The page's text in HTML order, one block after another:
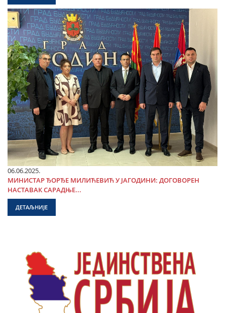
06.06.2025.
МИНИСТАР ЂОРЂЕ МИЛИЋЕВИЋ У ЈАГОДИНИ: ДОГОВОРЕН
НАСТАВАК САРАДЊЕ...
ДЕТАЉНИЈЕ